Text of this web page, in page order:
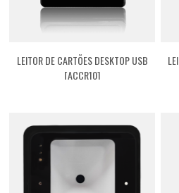
LEITOR DE CARTÕES DESKTOP USB
[ACCR10]